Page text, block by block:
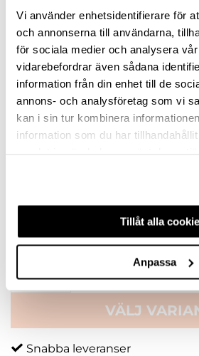
Vi använder enhetsidentifierare för
och annonserna till användarna,
för sociala medier och analysera
vidarebefordrar även sådana
information från din enhet till de
annons- och analysföretag som vi
kan i sin tur kombinera
information som du har
Tillåt alla
Anpassa
0/1
0/2
0/3
0/4
1/2
VÄLJ
Snabba leveranser